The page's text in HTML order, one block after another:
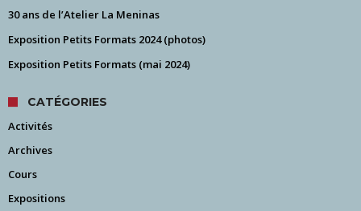
30 ans de l’Atelier La Meninas
Exposition Petits Formats 2024 (photos)
Exposition Petits Formats (mai 2024)
CATÉGORIES
Activités
Archives
Cours
Expositions